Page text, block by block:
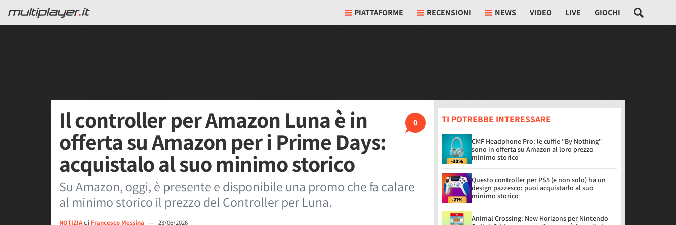
PIATTAFORME RECENSIONI NEWS VIDEO LIVE GIOCHI
0
Il controller per Amazon Luna è in
offerta su Amazon per i Prime Days:
acquistalo al suo minimo storico
Su Amazon, oggi, è presente e disponibile una promo che fa calare
al minimo storico il prezzo del Controller per Luna.
NOTIZIAdi Francesco Messina — 23/06/2026
TI POTREBBE INTERESSARE
CMF Headphone Pro: le cuffie "By Nothing"
sono in offerta su Amazon al loro prezzo
minimo storico
Questo controller per PS5 (e non solo) ha un
design pazzesco: puoi acquistarlo al suo
minimo storico
Animal Crossing: New Horizons per Nintendo